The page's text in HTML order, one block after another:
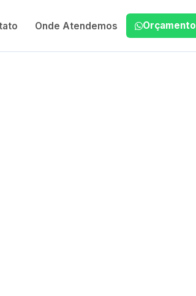
Onde Atendemos Orçamento